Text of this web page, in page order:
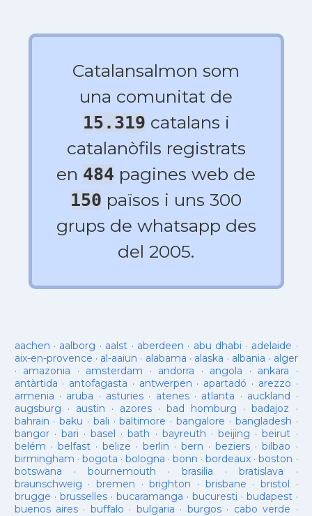
Catalansalmon som
una comunitat de
15.319 catalans i
catalanòfils registrats
en 484 pagines web de
150 països i uns 300
grups de whatsapp des
del 2005.
aachen · aalborg · aalst · aberdeen · abu dhabi · adelaide ·
aix-en-provence · al-aaiun · alabama · alaska · albania · alger
· amazonia · amsterdam · andorra · angola · ankara ·
antàrtida · antofagasta · antwerpen · apartadó · arezzo ·
armenia · aruba · asturies· atenes· atlanta · auckland ·
augsburg · austin · azores·bad homburg ·badajoz ·
bahrain ·baku · bali ·baltimore ·bangalore · bangladesh ·
bangor· bari ·basel ·bath · bayreuth ·beijing ·beirut ·
belém · belfast· belize · berlin ·bern ·beziers ·bilbao ·
birmingham · bogota · bologna ·bonn ·bordeaux ·boston ·
botswana · bournemouth ·brasilia ·bratislava ·
braunschweig · bremen ·brighton · brisbane · bristol ·
brugge · brusselles· bucaramanga · bucuresti · budapest·
buenos aires· buffalo · bulgaria · burgos· cabo verde ·